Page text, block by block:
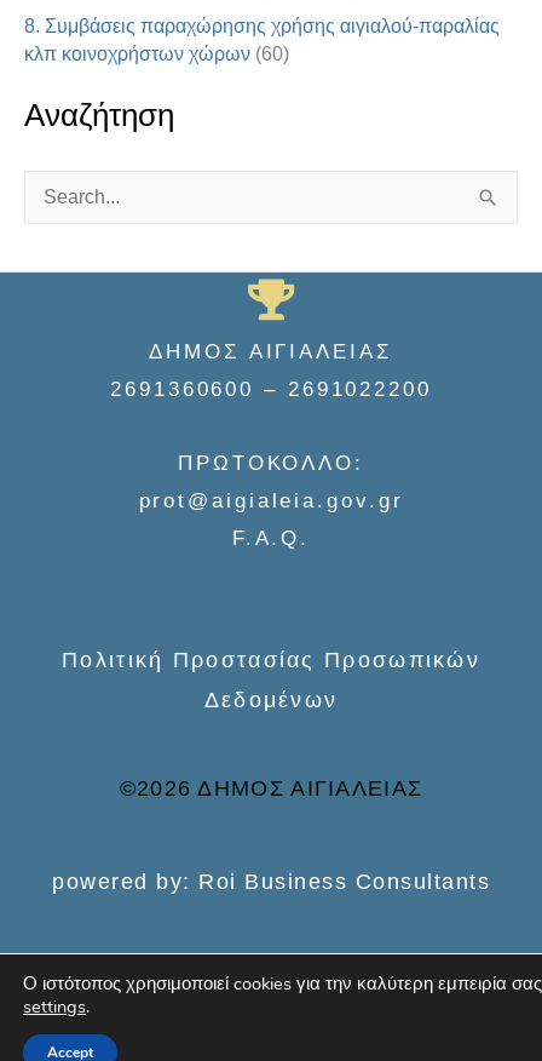
8. Συμβάσεις παραχώρησης χρήσης αιγιαλού-παραλίας
κλπ κοινοχρήστων χώρων (60)
Αναζήτηση
a
ΔΗΜΟΣ ΑΙΓΙΑΛΕΙΑΣ
2691360600 – 2691022200
ΠΡΩΤΟΚΟΛΛΟ:
prot@aigialeia.gov.gr
F.A.Q.
Πολιτική Προστασίας Προσωπικών
Δεδομένων
©2026 ΔΗΜΟΣ ΑΙΓΙΑΛΕΙΑΣ
powered by: Roi Business Consultants
Ο ιστότοπος χρησιμοποιεί cookies για την καλύτερη εμπειρία σας
settings.
Accept